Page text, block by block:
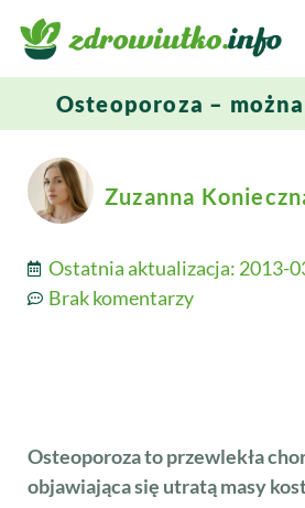
Osteoporoza –
Zuzanna
Ostatnia aktualizacja: 2013-
Brak komentarzy
Osteoporoza to przewlekła
objawiająca się utratą masy